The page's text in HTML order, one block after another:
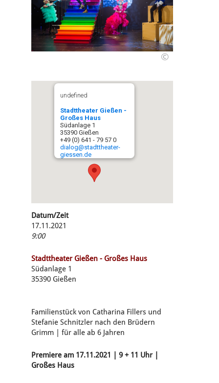
©
undefined
Stadttheater Gießen -
Großes Haus
Südanlage 1
35390 Gießen
+49 (0) 641 - 79 57 0
dialog@stadttheater-
giessen.de
Datum/Zeit
17.11.2021
9:00
Stadttheater Gießen - Großes Haus
Südanlage 1
35390 Gießen
Familienstück von Catharina Fillers und
Stefanie Schnitzler nach den Brüdern
Grimm | für alle ab 6 Jahren
Premiere am 17.11.2021
| 9 + 11 Uhr |
Großes Haus